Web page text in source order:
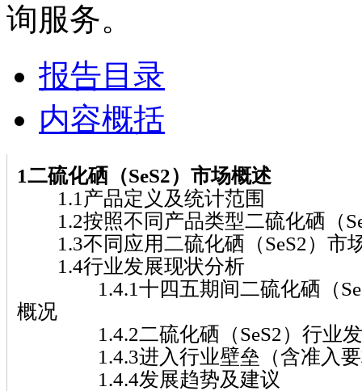
询服务。
报告目录
内容概括
1二硫化硒（SeS2）市场概述
1.1产品定义及统计范围
1.2按照不同产品类型二硫化硒（
1.3不同应用二硫化硒（SeS2）市
1.4行业发展现状分析
1.4.1十四五期间二硫化硒（
概况
1.4.2二硫化硒（SeS2）行业发
1.4.3进入行业壁垒（含准入要
1.4.4发展趋势及建议